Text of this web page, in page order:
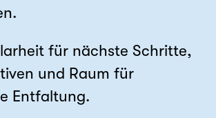
für nächste Schritte,
und Raum für
Entfaltung.